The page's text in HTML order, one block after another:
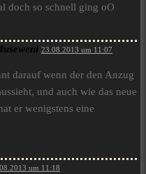
doch so schnell ging oO
23.08.2013 um 11:07
darauf wenn der den Anzug
und auch wie das neue
er wenigstens eine
um 11:18